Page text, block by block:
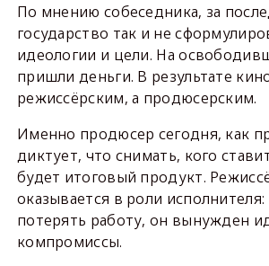
По мнению собеседника, за
государство так и не
идеологии и цели. На
пришли деньги. В результате
режиссёрским, а продюсерским.
Именно продюсер сегодня, как
диктует, что снимать, кого
будет итоговый продукт.
оказывается в роли
потерять работу, он вынужден
компромиссы.